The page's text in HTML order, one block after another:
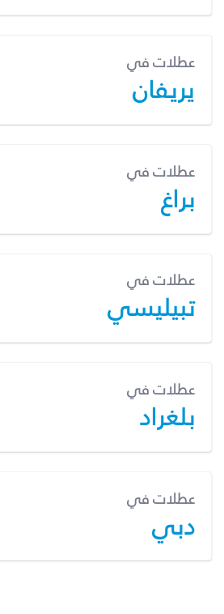
عطلات في
يريفان
عطلات في
براغ
عطلات في
تبيليسي
عطلات في
بلغراد
عطلات في
دبي